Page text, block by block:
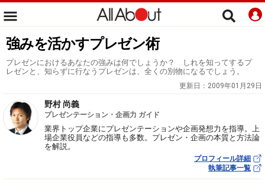
強みを活かすプレゼン術
プレゼンにおけるあなたの強みは何でしょうか？ しれを知ってするプ
レゼンと、知らずに行なうプレゼンは、全くの別物になるでしょう。
更新日： 2009年01月29日
野村 尚義
プレゼンテーション・企画力 ガイド
業界トップ企業にプレゼンテーションや企画発想力を指導。上
場企業役員などの指導も多数。プレゼン・企画の本質と方法論
を解説。
プロフィール詳細
執筆記事一覧